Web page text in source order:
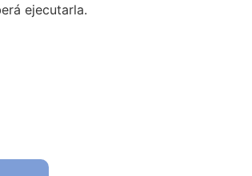
ejecutarla.